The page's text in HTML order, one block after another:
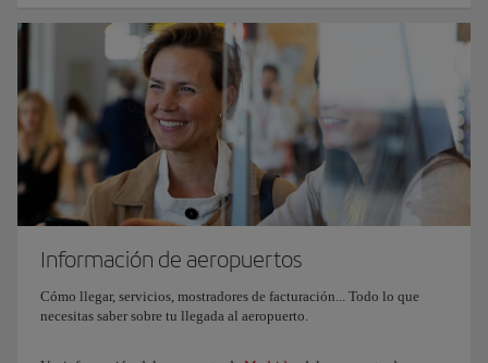
Información de aeropuertos
Cómo llegar, servicios, mostradores de facturación... Todo lo que
necesitas saber sobre tu llegada al aeropuerto.